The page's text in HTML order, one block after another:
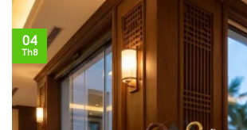
04
Th8